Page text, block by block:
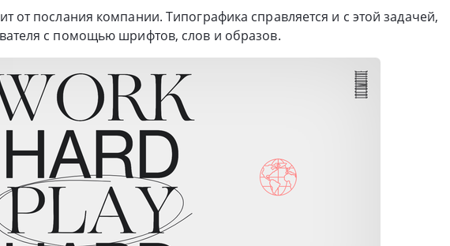
от послания компании. Типографика справляется и с этой задачей,
с помощью шрифтов, слов и образов.